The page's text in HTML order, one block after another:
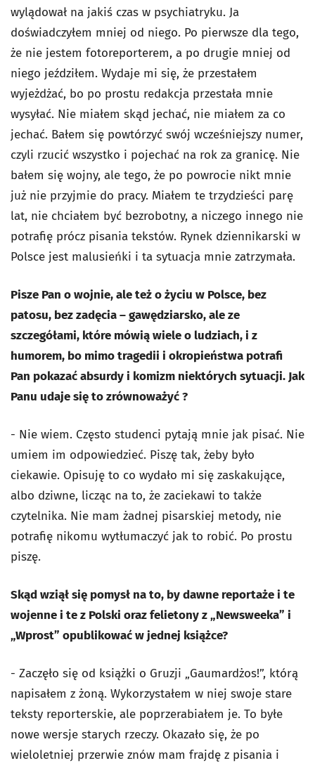
wylądował na jakiś czas w psychiatryku. Ja
doświadczyłem mniej od niego. Po pierwsze dla tego,
że nie jestem fotoreporterem, a po drugie mniej od
niego jeździłem. Wydaje mi się, że przestałem
wyjeżdżać, bo po prostu redakcja przestała mnie
wysyłać. Nie miałem skąd jechać, nie miałem za co
jechać. Bałem się powtórzyć swój wcześniejszy numer,
czyli rzucić wszystko i pojechać na rok za granicę. Nie
bałem się wojny, ale tego, że po powrocie nikt mnie
już nie przyjmie do pracy. Miałem te trzydzieści parę
lat, nie chciałem być bezrobotny, a niczego innego nie
potrafię prócz pisania tekstów. Rynek dziennikarski w
Polsce jest malusieńki i ta sytuacja mnie zatrzymała.
Pisze Pan o wojnie, ale też o życiu w Polsce, bez
patosu, bez zadęcia – gawędziarsko, ale ze
szczegółami, które mówią wiele o ludziach, i z
humorem, bo mimo tragedii i okropieństwa potrafi
Pan pokazać absurdy i komizm niektórych sytuacji. Jak
Panu udaje się to zrównoważyć ?
- Nie wiem. Często studenci pytają mnie jak pisać. Nie
umiem im odpowiedzieć. Piszę tak, żeby było
ciekawie. Opisuję to co wydało mi się zaskakujące,
albo dziwne, licząc na to, że zaciekawi to także
czytelnika. Nie mam żadnej pisarskiej metody, nie
potrafię nikomu wytłumaczyć jak to robić. Po prostu
piszę.
Skąd wziął się pomysł na to, by dawne reportaże i te
wojenne i te z Polski oraz felietony z „Newsweeka” i
„Wprost” opublikować w jednej książce?
- Zaczęło się od książki o Gruzji „Gaumardżos!”, którą
napisałem z żoną. Wykorzystałem w niej swoje stare
teksty reporterskie, ale poprzerabiałem je. To byłe
nowe wersje starych rzeczy. Okazało się, że po
wieloletniej przerwie znów mam frajdę z pisania i